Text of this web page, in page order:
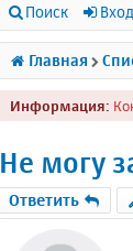
с
ы
л
к
Поиск Вход
Главная
Информация:
Не могу
Ответить